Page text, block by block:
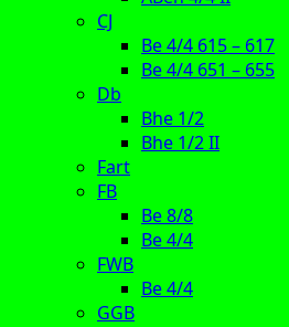
CJ
Be 4/4 615 – 617
Be 4/4 651 – 655
Db
Bhe 1/2
Bhe 1/2 II
Fart
FB
Be 8/8
Be 4/4
FWB
Be 4/4
GGB